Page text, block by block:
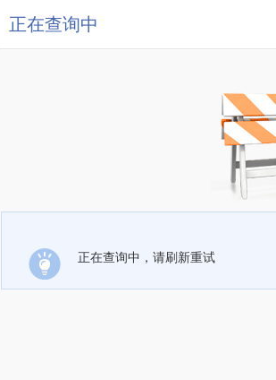
正在查询中
正在查询中，请刷新重试